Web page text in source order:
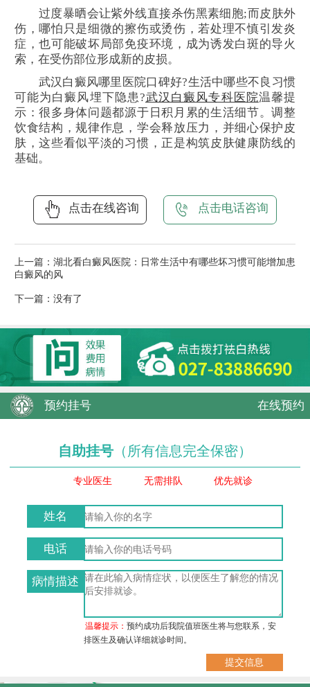
过度暴晒会让紫外线直接杀伤黑素细胞;而皮肤外
伤，哪怕只是细微的擦伤或烫伤，若处理不慎引发炎
症，也可能破坏局部免疫环境，成为诱发白斑的导火
索，在受伤部位形成新的皮损。
武汉白癜风哪里医院口碑好?生活中哪些不良习惯
可能为白癜风埋下隐患?武汉白癜风专科医院温馨提
示：很多身体问题都源于日积月累的生活细节。调整
饮食结构，规律作息，学会释放压力，并细心保护皮
肤，这些看似平淡的习惯，正是构筑皮肤健康防线的
基础。
点击在线咨询 点击电话咨询
上一篇： 湖北看白癜风医院：日常生活中有哪些坏习惯可能增加患
白癜风的风
下一篇：没有了
预约挂号 在线预约
自助挂号 （所有信息完全保密）
专业医生 无需排队 优先就诊
姓名
电话
病情描述
温馨提示：预约成功后我院值班医生将与您联系，安
排医生及确认详细就诊时间。